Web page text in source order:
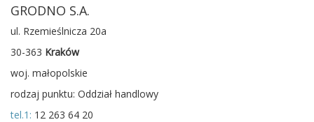
GRODNO S.A.
ul. Rzemieślnicza 20a
30-363 Kraków
woj. małopolskie
rodzaj punktu: Oddział handlowy
tel.1: 12 263 64 20